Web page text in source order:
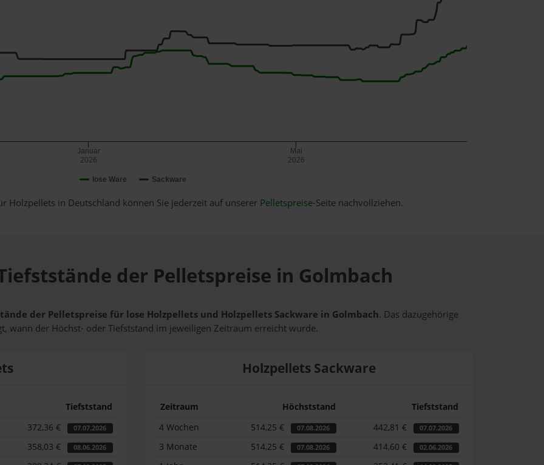
lose Ware Sackware
Januar
2026
Mai
2026
Holzpellets in Deutschland können Sie jederzeit auf unserer Pelletspreise-Seite nachvollziehen.
der Pelletspreise in Golmbach
der Pelletspreise für lose Holzpellets und Holzpellets Sackware in Golmbach. Das dazugehörige
wann der Höchst- oder Tiefststand im jeweiligen Zeitraum erreicht wurde.
Tiefststand
372,36 € 07.07.2026
358,03 € 08.06.2026
Holzpellets Sackware
Zeitraum Höchststand
Tiefststand
4 Wochen
514,25 € 07.08.2026 442,81 € 07.07.2026
3 Monate 514,25 € 07.08.2026 414,60 € 02.06.2026